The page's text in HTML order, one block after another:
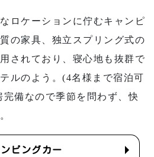
ロケーションに佇むキャンピ
の家具、独立スプリング式の
されており、寝心地も抜群で
ルのよう。(4名様まで宿泊可
備なので季節を問わず、快
ピングカー